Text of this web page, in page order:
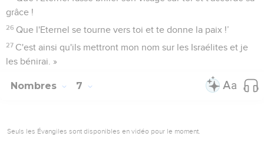
grâce !
26 Que l'Eternel se tourne vers toi et te donne la paix !’
27 C'est ainsi qu'ils mettront mon nom sur les Israélites et je
les bénirai. »
Nombres 7
Seuls les Évangiles sont disponibles en vidéo pour le moment.